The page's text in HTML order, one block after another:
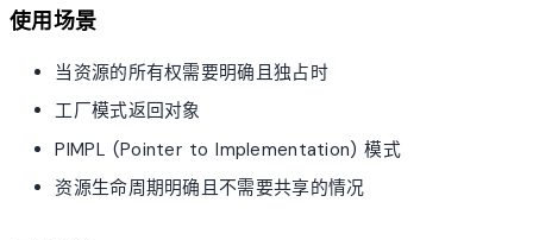
使用场景
当资源的所有权需要明确且独占时
工厂模式返回对象
PIMPL (Pointer to Implementation) 模式
资源生命周期明确且不需要共享的情况